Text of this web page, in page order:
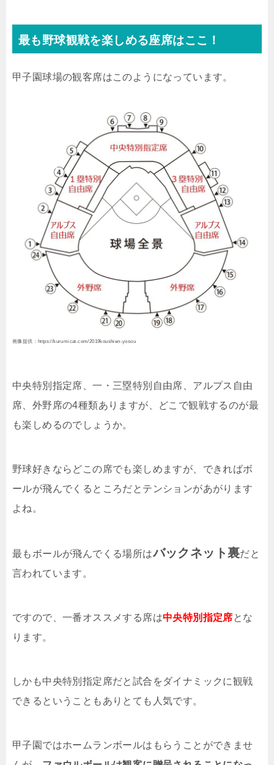
最も野球観戦を楽しめる座席はここ！
甲子園球場の観客席はこのようになっています。
画像提供：https://kurumicat.com/2019koushien-yosou
中央特別指定席、一・三塁特別自由席、アルプス自由
席、外野席の4種類ありますが、どこで観戦するのが最
も楽しめるのでしょうか。
野球好きならどこの席でも楽しめますが、できればボ
ールが飛んでくるところだとテンションがあがります
よね。
最もボールが飛んでくる場所はバックネット裏だと
言われています。
ですので、一番オススメする席は中央特別指定席とな
ります。
しかも中央特別指定席だと試合をダイナミックに観戦
できるということもありとても人気です。
甲子園ではホームランボールはもらうことができませ